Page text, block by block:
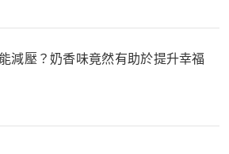
減壓？奶香味竟然有助於提升幸福